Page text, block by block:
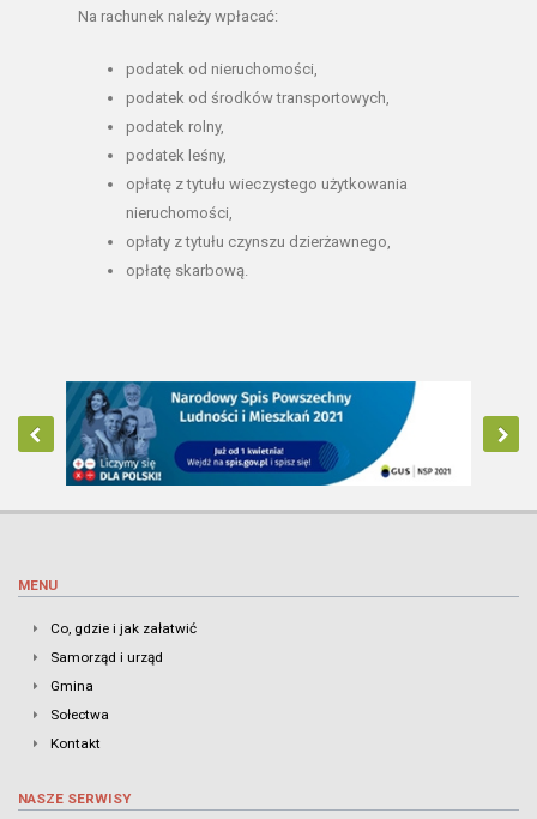
Na rachunek należy wpłacać:
podatek od nieruchomości,
podatek od środków transportowych,
podatek rolny,
podatek leśny,
opłatę z tytułu wieczystego użytkowania
nieruchomości,
opłaty z tytułu czynszu dzierżawnego,
opłatę skarbową.
MENU
Co, gdzie i jak załatwić
Samorząd i urząd
Gmina
Sołectwa
Kontakt
NASZE SERWISY